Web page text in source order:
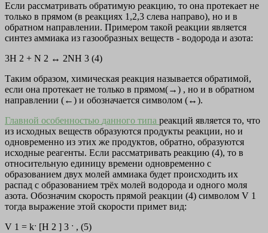
Если рассматривать обратимую реакцию, то она протекает не
только в прямом (в реакциях 1,2,3 слева направо), но и в
обратном направлении. Примером такой реакции является
синтез аммиака из газообразных веществ - водорода и азота:
3H 2 + N 2 ↔ 2NH 3 (4)
Таким образом, химическая реакция называется обратимой,
если она протекает не только в прямом(→) , но и в обратном
направлении (←) и обозначается символом (↔).
Главной особенностью данного типа реакций является то, что
из исходных веществ образуются продукты реакции, но и
одновременно из этих же продуктов, обратно, образуются
исходные реагенты. Если рассматривать реакцию (4), то в
относительную единицу времени одновременно с
образованием двух молей аммиака будет происходить их
распад с образованием трёх молей водорода и одного моля
азота. Обозначим скорость прямой реакции (4) символом V 1
тогда выражение этой скорости примет вид:
V 1 = kˑ [Н 2 ] 3 ˑ , (5)